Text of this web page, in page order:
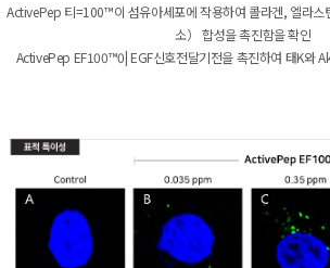
ActivePep 티=100™이 섬유아세포에 작용하여 콜라겐, 엘라스
소） 합성을 촉진함을 확인
ActivePep EF100™0| EGF신호전달기전을 촉진하여 태K와